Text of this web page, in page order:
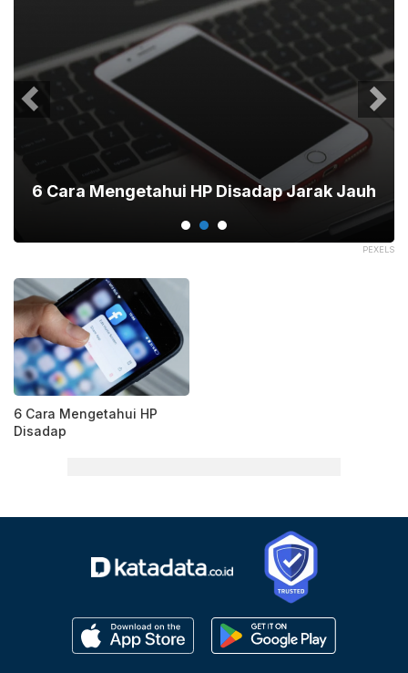
PEXELS
6 Cara Mengetahui HP Disadap Jarak Jauh
6 Cara Mengetahui HP
Disadap